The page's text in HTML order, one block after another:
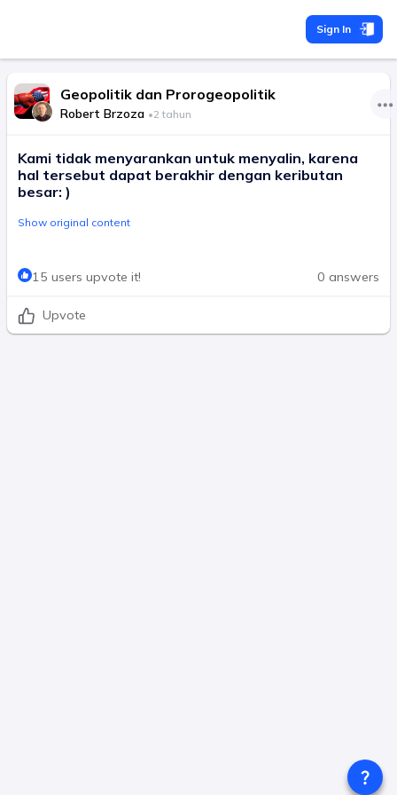
Sign In
Geopolitik dan Prorogeopolitik
Robert Brzoza •2 tahun
Kami tidak menyarankan untuk menyalin, karena
hal tersebut dapat berakhir dengan keributan
besar: )
Show original content
15 users upvote it! 0 answers
Upvote